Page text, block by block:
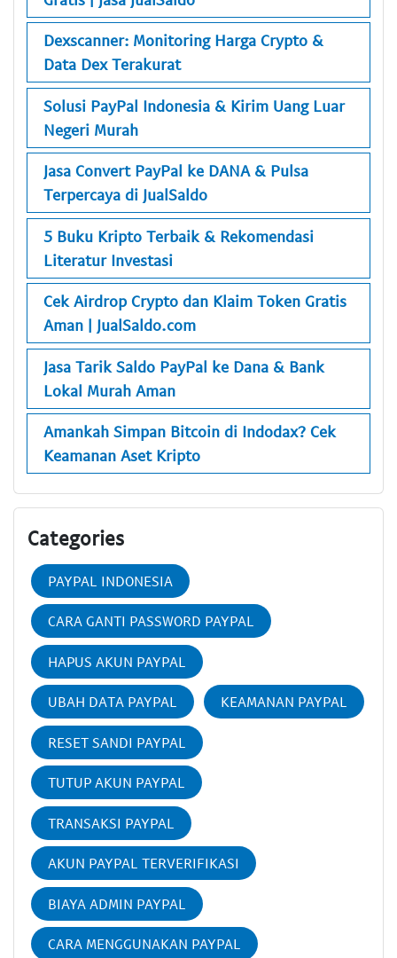
Dexscanner: Monitoring Harga Crypto &
Data Dex Terakurat
Solusi PayPal Indonesia & Kirim Uang Luar
Negeri Murah
Jasa Convert PayPal ke DANA & Pulsa
Terpercaya di JualSaldo
5 Buku Kripto Terbaik & Rekomendasi
Literatur Investasi
Cek Airdrop Crypto dan Klaim Token Gratis
Aman | JualSaldo.com
Jasa Tarik Saldo PayPal ke Dana & Bank
Lokal Murah Aman
Amankah Simpan Bitcoin di Indodax? Cek
Keamanan Aset Kripto
Categories
PAYPAL INDONESIA
CARA GANTI PASSWORD PAYPAL
HAPUS AKUN PAYPAL
UBAH DATA PAYPAL KEAMANAN PAYPAL
RESET SANDI PAYPAL
TUTUP AKUN PAYPAL
TRANSAKSI PAYPAL
AKUN PAYPAL TERVERIFIKASI
BIAYA ADMIN PAYPAL
CARA MENGGUNAKAN PAYPAL